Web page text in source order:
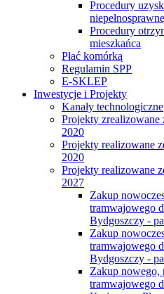
Procedury
Procedury
mieszkańca
Płać komórką
Regulamin SPP
E-SKLEP
Inwestycje i Projekty
Kanały technologiczne
Projekty
2020
Projekty realizowane
2020
Projekty realizowane
2027
Zakup
tramwajowego
Bydgoszczy -
Zakup
tramwajowego
Bydgoszczy -
Zakup nowego,
tramwajowego